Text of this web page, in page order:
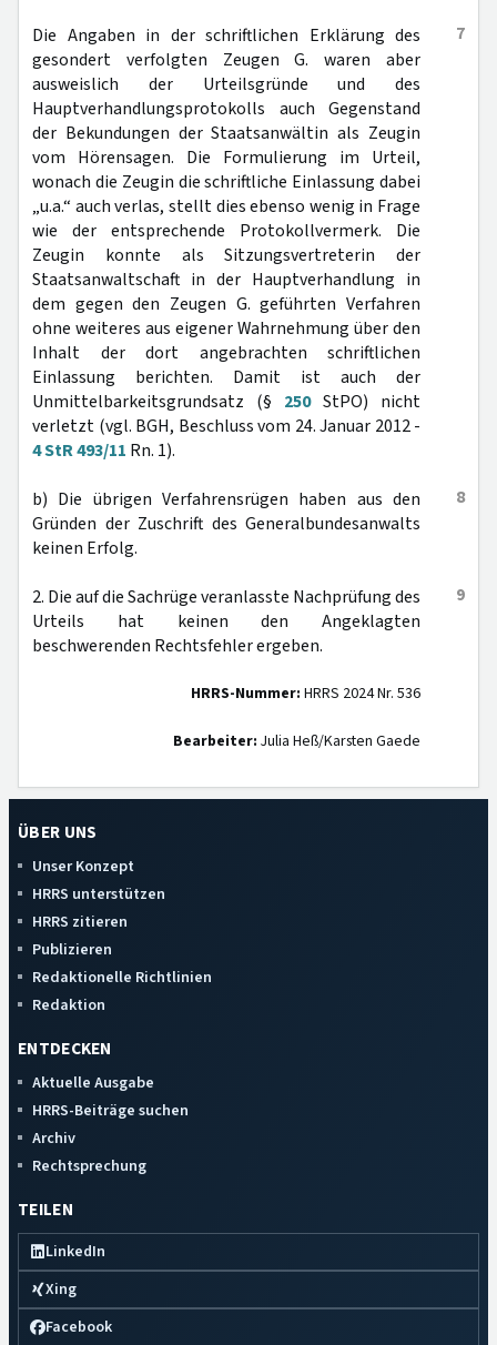
7
Die Angaben in der schriftlichen Erklärung des
gesondert verfolgten Zeugen G. waren aber
ausweislich der Urteilsgründe und des
Hauptverhandlungsprotokolls auch Gegenstand
der Bekundungen der Staatsanwältin als Zeugin
vom Hörensagen. Die Formulierung im Urteil,
wonach die Zeugin die schriftliche Einlassung dabei
„u.a.“ auch verlas, stellt dies ebenso wenig in Frage
wie der entsprechende Protokollvermerk. Die
Zeugin konnte als Sitzungsvertreterin der
Staatsanwaltschaft in der Hauptverhandlung in
dem gegen den Zeugen G. geführten Verfahren
ohne weiteres aus eigener Wahrnehmung über den
Inhalt der dort angebrachten schriftlichen
Einlassung berichten. Damit ist auch der
Unmittelbarkeitsgrundsatz (§ 250StPO) nicht
verletzt (vgl. BGH, Beschluss vom 24. Januar 2012 -
4 StR 493/11 Rn. 1).
8
b) Die übrigen Verfahrensrügen haben aus den
Gründen der Zuschrift des Generalbundesanwalts
keinen Erfolg.
9
2. Die auf die Sachrüge veranlasste Nachprüfung des
Urteils hat keinen den Angeklagten
beschwerenden Rechtsfehler ergeben.
HRRS-Nummer: HRRS 2024 Nr. 536
Bearbeiter: Julia Heß/Karsten Gaede
ÜBER UNS
Unser Konzept
HRRS unterstützen
HRRS zitieren
Publizieren
Redaktionelle Richtlinien
Redaktion
ENTDECKEN
Aktuelle Ausgabe
HRRS-Beiträge suchen
Archiv
Rechtsprechung
TEILEN
LinkedIn
Xing
Facebook